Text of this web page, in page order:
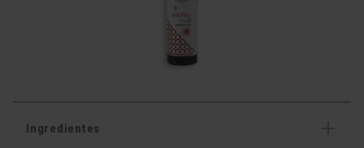
Ingredientes